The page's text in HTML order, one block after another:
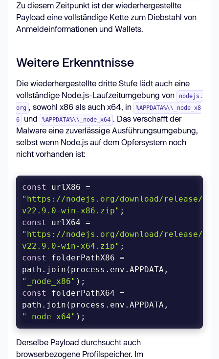
Zu diesem Zeitpunkt ist der wiederhergestellte
Payload eine vollständige Kette zum Diebstahl von
Anmeldeinformationen und Wallets.
Weitere Erkenntnisse
Die wiederhergestellte dritte Stufe lädt auch eine
vollständige Node.js-Laufzeitumgebung von
nodejs.
org , sowohl x86 als auch x64, in
%APPDATA%\\_node_x8
6
und %APPDATA%\\_node_x64 . Das verschafft der
Malware eine zuverlässige Ausführungsumgebung,
selbst wenn Node.js auf dem Opfersystem noch
nicht vorhanden ist:
const
"https://nodejs.org/download/release/
v22.9.0-win-x86.zip"
const
"https://nodejs.org/download/release/
v22.9.0-win-x64.zip"
const
folderPathX86 =
"_node_x86"
const
folderPathX64 =
"_node_x64" );
Derselbe Payload durchsucht auch
browserbezogene Profilspeicher. Im